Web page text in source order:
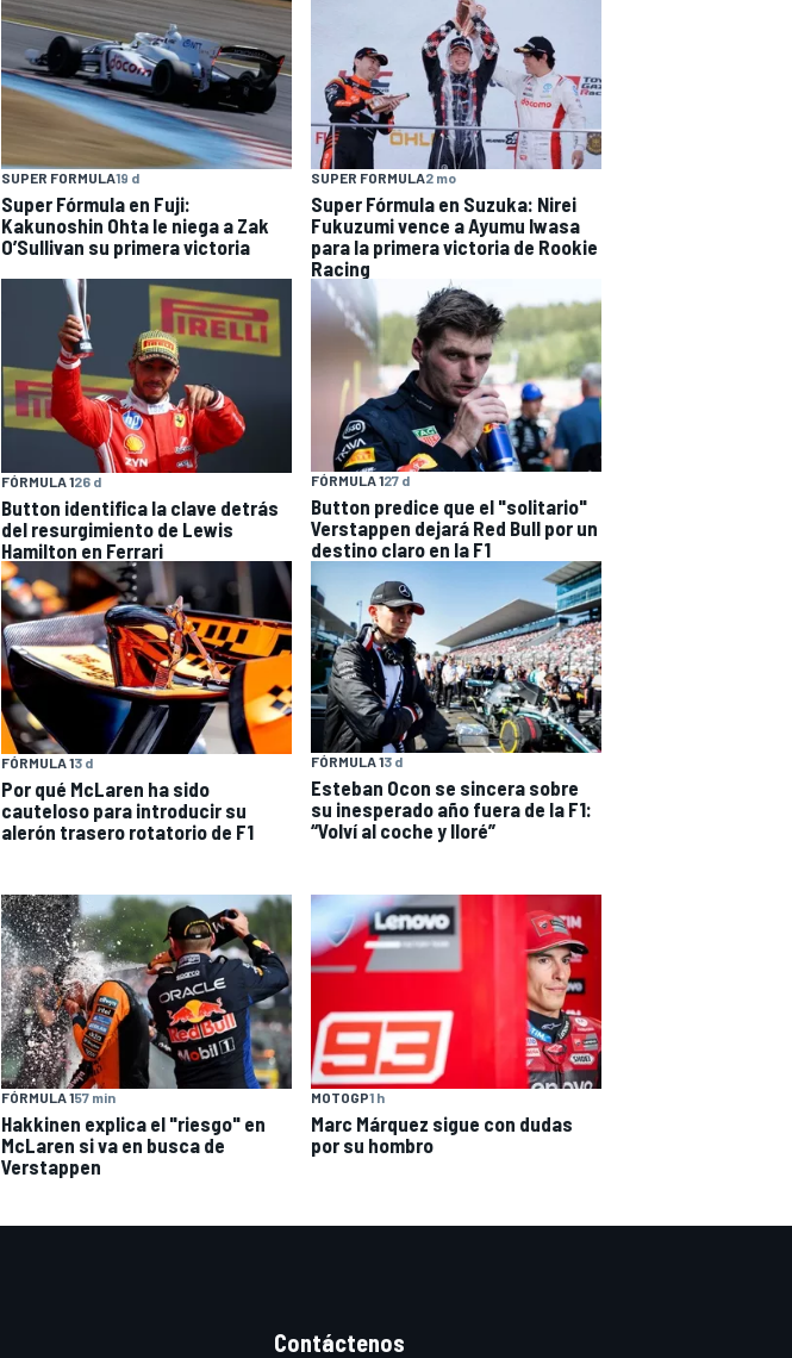
SUPER FORMULA19 d
Super Fórmula en Fuji:
Kakunoshin Ohta le niega a Zak
O’Sullivan su primera victoria
SUPER FORMULA2 mo
Super Fórmula en Suzuka: Nirei
Fukuzumi vence a Ayumu Iwasa
para la primera victoria de Rookie
Racing
FÓRMULA 126 d
Button identifica la clave detrás
del resurgimiento de Lewis
Hamilton en Ferrari
FÓRMULA 127 d
Button predice que el "solitario"
Verstappen dejará Red Bull por un
destino claro en la F1
FÓRMULA 13 d
Por qué McLaren ha sido
cauteloso para introducir su
alerón trasero rotatorio de F1
FÓRMULA 13 d
Esteban Ocon se sincera sobre
su inesperado año fuera de la F1:
“Volví al coche y lloré”
FÓRMULA 157 min
Hakkinen explica el "riesgo" en
McLaren si va en busca de
Verstappen
MOTOGP1 h
Marc Márquez sigue con dudas
por su hombro
Contáctenos